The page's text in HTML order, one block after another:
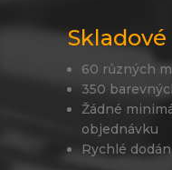
60 různých
350
Žádné
objednávku
Rychlé